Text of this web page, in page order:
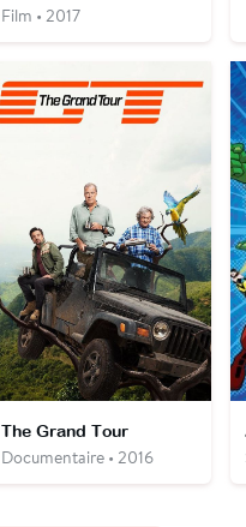
Film • 2017
The Grand Tour
Documentaire • 2016